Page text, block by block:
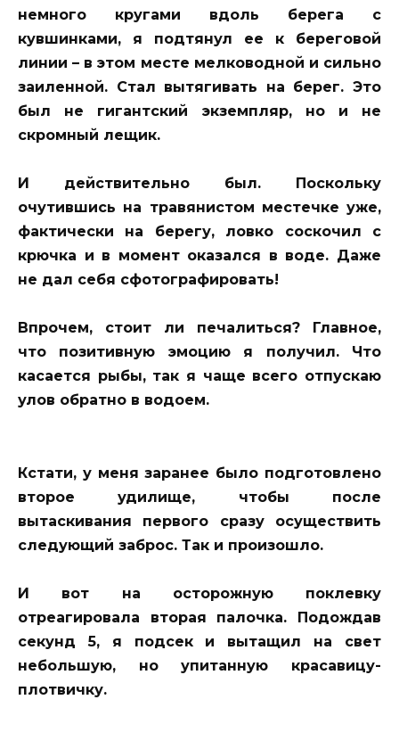
немного кругами вдоль берега с
кувшинками, я подтянул ее к береговой
линии – в этом месте мелководной и сильно
заиленной. Стал вытягивать на берег. Это
был не гигантский экземпляр, но и не
скромный лещик.
И действительно был. Поскольку
очутившись на травянистом местечке уже,
фактически на берегу, ловко соскочил с
крючка и в момент оказался в воде. Даже
не дал себя сфотографировать!
Впрочем, стоит ли печалиться? Главное,
что позитивную эмоцию я получил. Что
касается рыбы, так я чаще всего отпускаю
улов обратно в водоем.
Кстати, у меня заранее было подготовлено
второе удилище, чтобы после
вытаскивания первого сразу осуществить
следующий заброс. Так и произошло.
И вот на осторожную поклевку
отреагировала вторая палочка. Подождав
секунд 5, я подсек и вытащил на свет
небольшую, но упитанную красавицу-
плотвичку.